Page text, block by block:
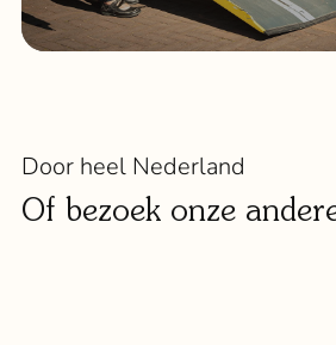
Door heel Nederland
Of bezoek onze